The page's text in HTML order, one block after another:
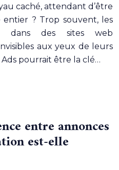
caché, attendant d’être
? Trop souvent, les
dans des sites web
aux yeux de leurs
pourrait être la clé…
entre annonces
est-elle